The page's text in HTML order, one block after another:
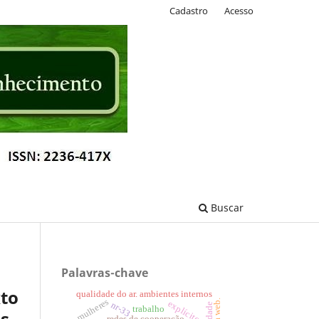
Buscar
Cadastro Acesso
Palavras-chave
explícito
nr-33
qualidade do ar. ambientes internos
trabalho
mulheres